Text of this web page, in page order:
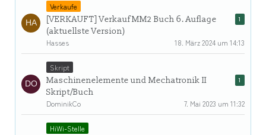
Verkaufe
[VERKAUFT] Verkauf MM2 Buch 6. Auflage
(aktuellste Version)
1
Hasses 18. März 2024 um 14:13
Skript
Maschinenelemente und Mechatronik II
Skript/Buch
1
DominikCo 7. Mai 2023 um 11:32
HiWi-Stelle